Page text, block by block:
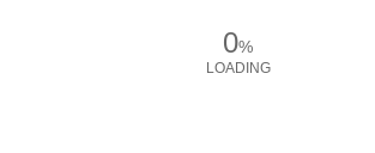
0%
LOADING